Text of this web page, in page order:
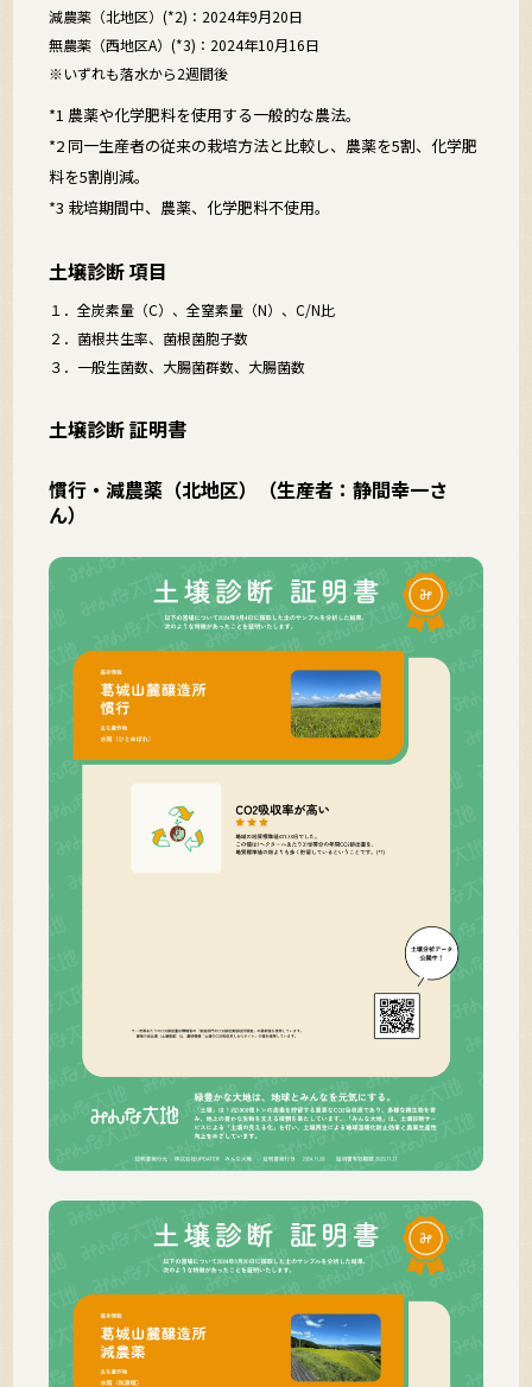
減農薬（北地区）(*2)：2024年9月20日
無農薬（西地区A）(*3)：2024年10月16日
※いずれも落水から2週間後
*1 農薬や化学肥料を使用する一般的な農法。
*2 同一生産者の従来の栽培方法と比較し、農薬を5割、化学肥
料を5割削減。
*3 栽培期間中、農薬、化学肥料不使用。
土壌診断 項目
１．全炭素量（C）、全窒素量（N）、C/N比
２．菌根共生率、菌根菌胞子数
３．一般生菌数、大腸菌群数、大腸菌数
土壌診断 証明書
慣行・減農薬（北地区）（生産者：静間幸一さ
ん）